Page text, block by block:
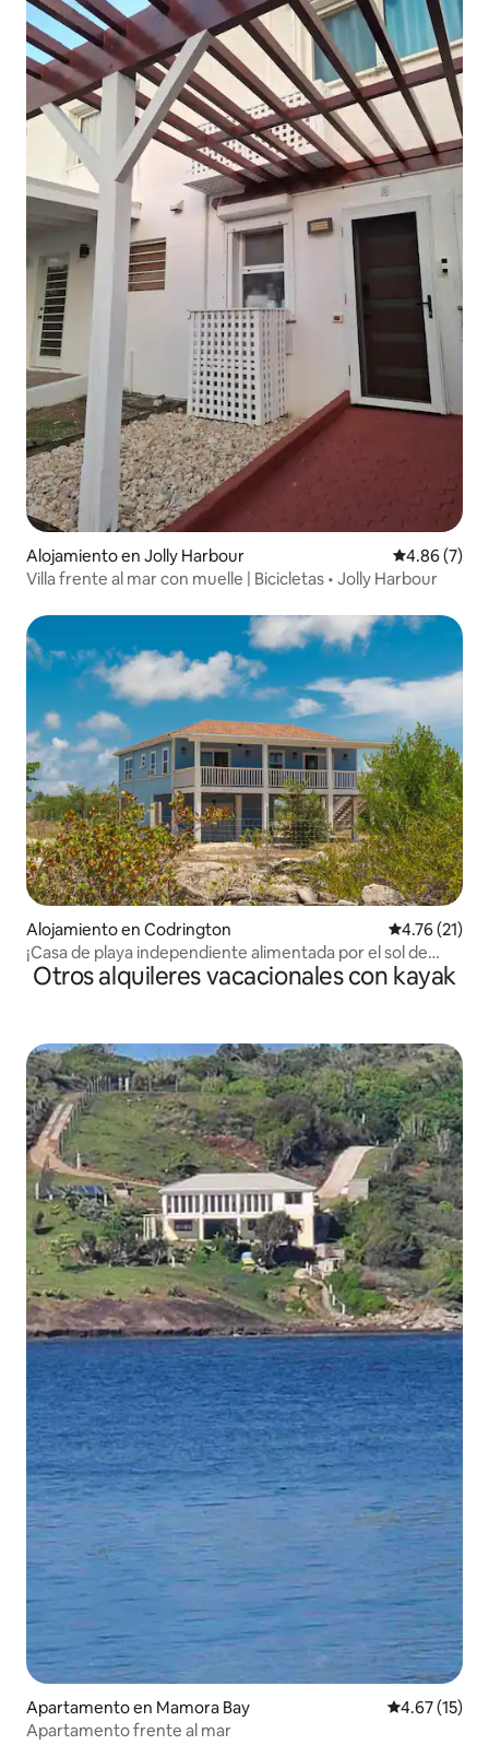
Alojamiento en Jolly Harbour Calificación
4.86 (7)
Villa frente al mar con muelle | Bicicletas • Jolly Harbour
Alojamiento en Codrington Calificación
4.76 (21)
¡Casa de playa independiente alimentada por el sol de
Barbudan!
Otros alquileres vacacionales con kayak
Apartamento en Mamora Bay Calificación
4.67 (15)
Apartamento frente al mar